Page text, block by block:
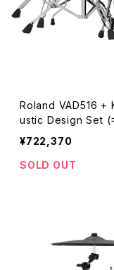
Roland VAD516 + KD-20-MS + DTS321 | V-Drums Aco
ustic Design Set (キ
ンド スローン別売
¥722,370
SOLD OUT